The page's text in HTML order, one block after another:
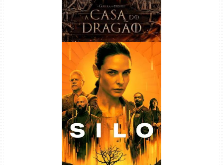
Silo 1ª Temporada Torrent
(2023) WEB-DL
720p/1080p/4K Dual Áudio